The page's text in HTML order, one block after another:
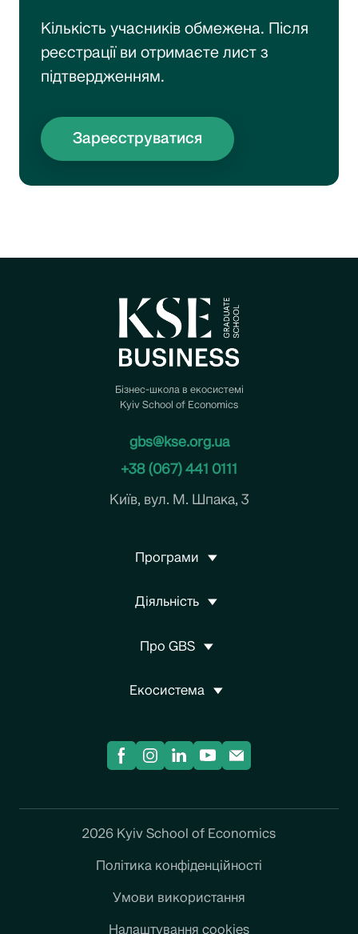
Кількість учасників обмежена. Після
реєстрації ви отримаєте лист з
підтвердженням.
Зареєструватися
Бізнес-школа в екосистемі
Kyiv School of Economics
gbs@kse.org.ua
+38 (067) 441 0111
Київ, вул. М. Шпака, 3
Програми
Діяльність
Про GBS
Екосистема
2026 Kyiv School of Economics
Політика конфіденційності
Умови використання
Налаштування cookies